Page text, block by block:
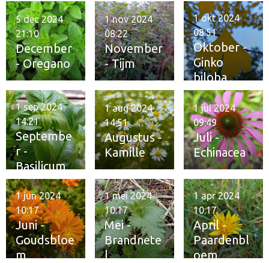
December
- Oregano
5 dec 2024
21:10
November
- Tijm
1 nov 2024
08:22
Oktober -
Ginko
biloba
1 okt 2024
08:51
Septembe
r -
Basilicum
1 sep 2024
14:21
Augustus -
Kamille
1 aug 2024
14:51
Juli -
Echinacea
1 jul 2024
09:49
Juni -
Goudsbloe
m
1 jun 2024
10:17
Mei -
Brandnete
l
1 mei 2024
10:17
April -
Paardenbl
oem
1 apr 2024
10:17